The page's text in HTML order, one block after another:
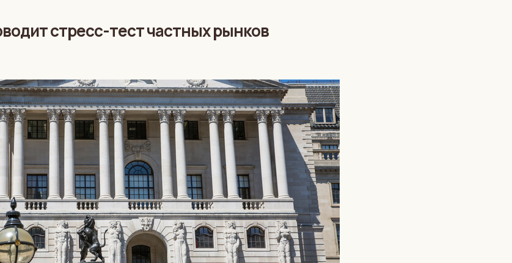
стресс-тест частных рынков